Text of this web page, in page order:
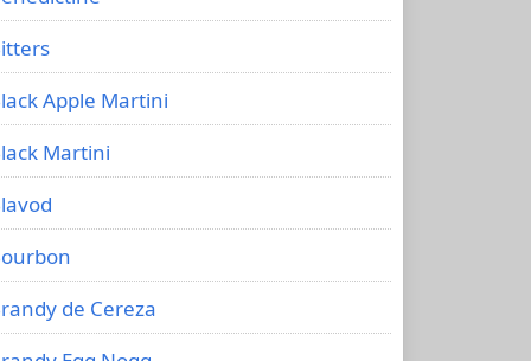
Apple Martini
Martini
de Cereza